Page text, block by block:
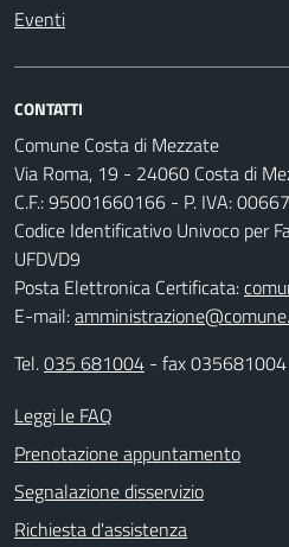
Eventi
CONTATTI
Comune Costa di Mezzate
Via Roma, 19 - 24060 Costa di
C.F.: 95001660166 - P. IVA:
Codice Identificativo Univoco per
UFDVD9
Posta Elettronica Certificata:
E-mail:
Tel.035 681004 - fax 035681004
Leggi le FAQ
Prenotazione appuntamento
Segnalazione disservizio
Richiesta d'assistenza